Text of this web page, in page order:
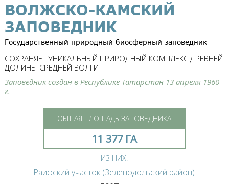
ВОЛЖСКО-КАМСКИЙ
ЗАПОВЕДНИК
Государственный природный биосферный заповедник
СОХРАНЯЕТ УНИКАЛЬНЫЙ ПРИРОДНЫЙ КОМПЛЕКС ДРЕВНЕЙ
ДОЛИНЫ СРЕДНЕЙ ВОЛГИ
Заповедник создан в Республике Татарстан 13 апреля 1960
г.
ОБЩАЯ ПЛОЩАДЬ ЗАПОВЕДНИКА
11 377 ГА
ИЗ НИХ:
Раифский участок (Зеленодольский район)